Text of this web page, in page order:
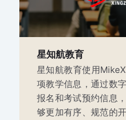
星知航教育
星知航教育使用
项教学信息，通过数
报名和考试预约信息
够更加有序、规范的